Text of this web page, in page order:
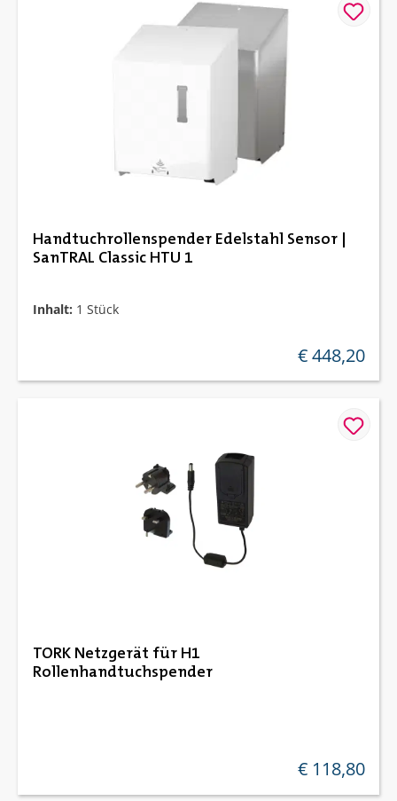
Handtuchrollenspender Edelstahl Sensor |
SanTRAL Classic HTU 1
Inhalt: 1 Stück
regulärer preis:
€ 448,20
TORK Netzgerät für H1
Rollenhandtuchspender
regulärer preis:
€ 118,80